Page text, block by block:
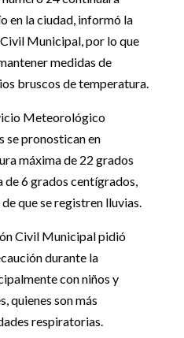
en la ciudad, informó la
Municipal, por lo que
medidas de
bruscos de temperatura.
Meteorológico
se pronostican en
máxima de 22 grados
6 grados centígrados,
que se registren lluvias.
Civil Municipal pidió
durante la
con niños y
quienes son más
respiratorias.